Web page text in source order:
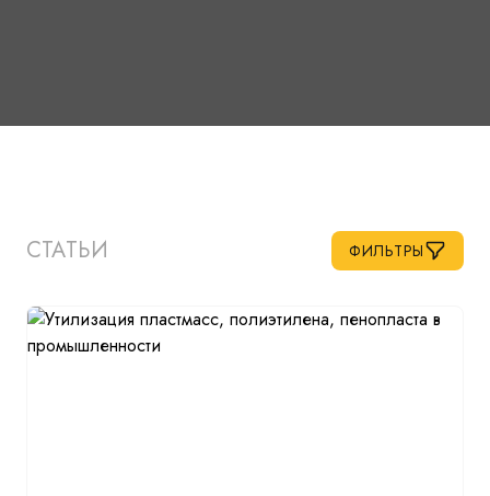
СТАТЬИ ФИЛЬТРЫ